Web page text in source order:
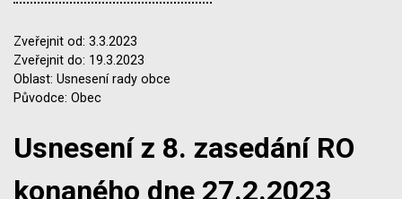
Zveřejnit od: 3.3.2023
Zveřejnit do: 19.3.2023
Oblast: Usnesení rady obce
Původce: Obec
Usnesení z 8. zasedání RO
konaného dne 27.2.2023